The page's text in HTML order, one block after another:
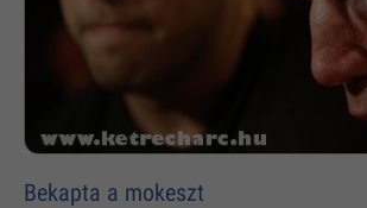
Bekapta a mokeszt